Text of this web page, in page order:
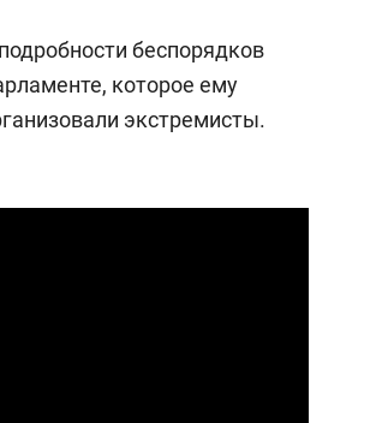
беспорядков
которое ему
экстремисты.
Рекомендуем